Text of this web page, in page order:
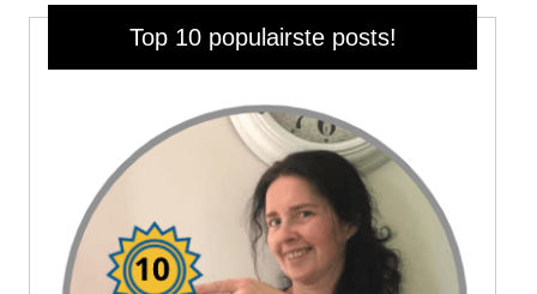
Top 10 populairste posts!